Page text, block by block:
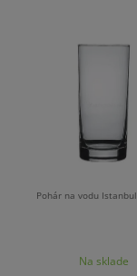
Pohár na vodu
Na sklade